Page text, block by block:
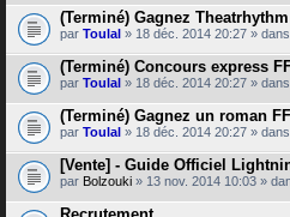
(Terminé) Gagnez
par Toulal » 18 déc. 2014 20:27 » dans
(Terminé) Concours express
par Toulal » 18 déc. 2014 20:27 » dans
(Terminé) Gagnez un roman
par Toulal » 18 déc. 2014 20:27 » dans
[Vente] - Guide Officiel
par Bolzouki » 13 nov. 2014 10:03 »
Recrutement